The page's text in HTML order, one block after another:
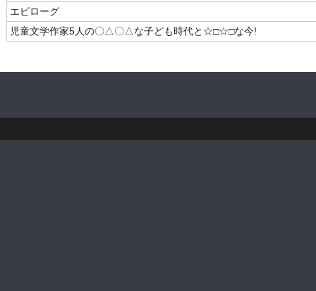
エピローグ
児童文学作家5人の〇△〇△な子ども時代と☆□☆□な今!